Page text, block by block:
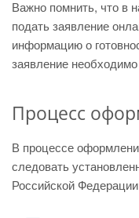
Важно помнить, что в
подать заявление
информацию о
заявление
Процесс
В процессе
следовать
Российской